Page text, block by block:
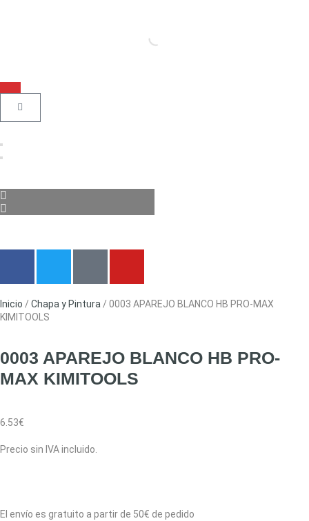
Inicio / Chapa y Pintura/ 0003 APAREJO BLANCO HB PRO-MAX
KIMITOOLS
0003 APAREJO BLANCO HB PRO-
MAX KIMITOOLS
6.53€
Precio sin IVA incluido.
El envío es gratuito a partir de 50€ de pedido